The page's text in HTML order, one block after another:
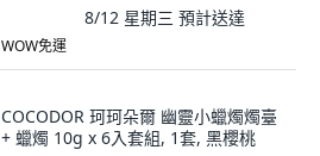
8/12 星期三 預計送達
WOW免運
COCODOR 珂珂朵爾 幽靈小蠟燭燭臺
+ 蠟燭 10g x 6入套組, 1套, 黑櫻桃